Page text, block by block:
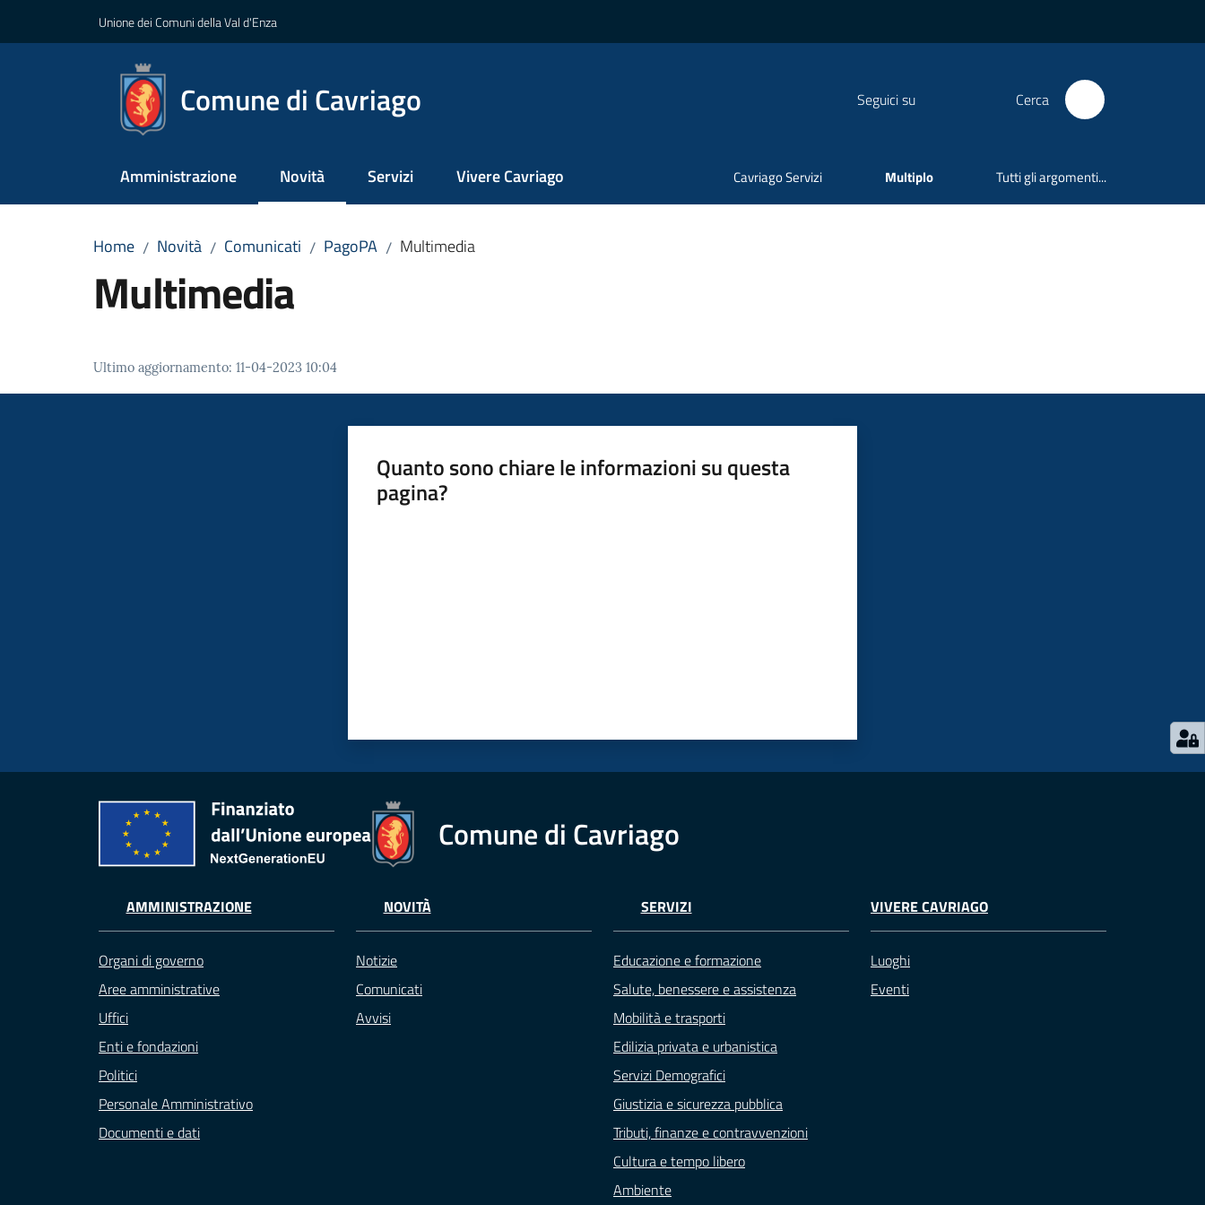
Unione dei Comuni della Val d'Enza
Comune di Cavriago Seguici su Cerca
Amministrazione Novità
Menu selezionato
Servizi Vivere Cavriago Cavriago Servizi Multiplo Tutti gli argomenti...
Home / Novità / Comunicati / PagoPA / Multimedia
Multimedia
Ultimo aggiornamento: 11-04-2023 10:04
Quanto sono chiare le informazioni su questa
pagina?
Comune di Cavriago
AMMINISTRAZIONE
Organi di governo
Aree amministrative
Uffici
Enti e fondazioni
Politici
Personale Amministrativo
Documenti e dati
NOVITÀ
Notizie
Comunicati
Avvisi
SERVIZI
Educazione e formazione
Salute, benessere e assistenza
Mobilità e trasporti
Edilizia privata e urbanistica
Servizi Demografici
Giustizia e sicurezza pubblica
Tributi, finanze e contravvenzioni
Cultura e tempo libero
Ambiente
VIVERE CAVRIAGO
Luoghi
Eventi